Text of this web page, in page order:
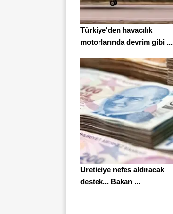
Türkiye'den havacılık
motorlarında devrim gibi ...
Üreticiye nefes aldıracak
destek... Bakan ...